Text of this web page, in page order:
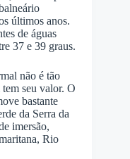
últimos anos.
de águas
37 e 39 graus.
não é tão
seu valor. O
bastante
da Serra da
imersão,
Rio